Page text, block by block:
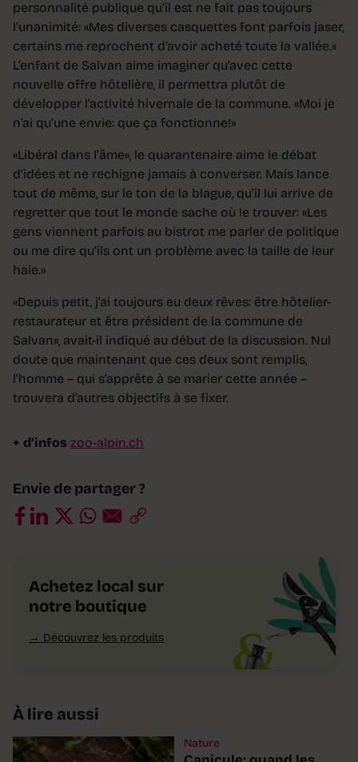
personnalité publique qu’il est ne fait pas toujours
l’unanimité: «Mes diverses casquettes font parfois jaser,
certains me reprochent d’avoir acheté toute la vallée.»
L’enfant de Salvan aime imaginer qu’avec cette
nouvelle offre hôtelière, il permettra plutôt de
développer l’activité hivernale de la commune. «Moi je
n’ai qu’une envie: que ça fonctionne!»
«Libéral dans l’âme», le quarantenaire aime le débat
d’idées et ne rechigne jamais à converser. Mais lance
tout de même, sur le ton de la blague, qu’il lui arrive de
regretter que tout le monde sache où le trouver: «Les
gens viennent parfois au bistrot me parler de politique
ou me dire qu’ils ont un problème avec la taille de leur
haie.»
«Depuis petit, j’ai toujours eu deux rêves: être hôtelier-
restaurateur et être président de la commune de
Salvan», avait-il indiqué au début de la discussion. Nul
doute que maintenant que ces deux sont remplis,
l’homme – qui s’apprête à se marier cette année –
trouvera d’autres objectifs à se fixer.
+ d’infos zoo-alpin.ch
Envie de partager ?
Achetez local sur
notre boutique
Découvrez les produits
À lire aussi
Nature